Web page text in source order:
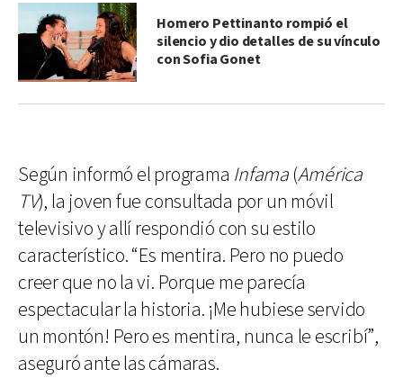
Homero Pettinanto rompió el
silencio y dio detalles de su vínculo
con Sofia Gonet
Según informó el programa Infama(América
TV), la joven fue consultada por un móvil
televisivo y allí respondió con su estilo
característico. “Es mentira. Pero no puedo
creer que no la vi. Porque me parecía
espectacular la historia. ¡Me hubiese servido
un montón! Pero es mentira, nunca le escribí”,
aseguró ante las cámaras.